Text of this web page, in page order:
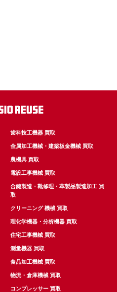
歯科技工機器 買取
金属加工機械・建築板金機械 買取
農機具 買取
電設工事機械 買取
合鍵製造・靴修理・革製品製造加工 買
取
クリーニング 機械 買取
理化学機器・分析機器 買取
住宅工事機械 買取
測量機器 買取
食品加工機械 買取
物流・倉庫機械 買取
コンプレッサー 買取